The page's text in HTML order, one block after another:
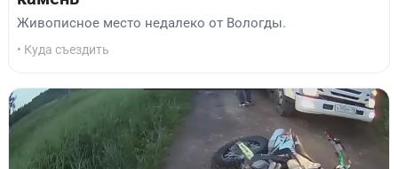
Живописное место недалеко от Вологды.
• Куда съездить